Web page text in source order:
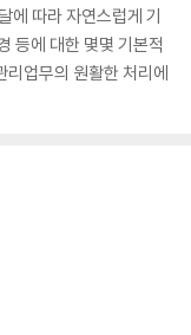
에 따라 자연스럽게 기
등에 대한 몇몇 기본적
업무의 원활한 처리에